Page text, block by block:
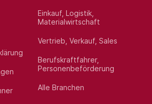
Einkauf, Logistik,
Materialwirtschaft
Vertrieb, Verkauf, Sales
Berufskraftfahrer,
Personenbeförderung
Alle Branchen